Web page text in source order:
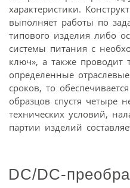
характеристики.
выполняет работы по
типового изделия либо
системы питания с
ключ», а также проводит
определенные
сроков, то
образцов спустя четыре
технических условий,
партии изделий
DC/DC-